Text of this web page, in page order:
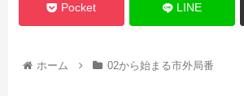
Pocket LINE
ホーム 02から始まる市外局番